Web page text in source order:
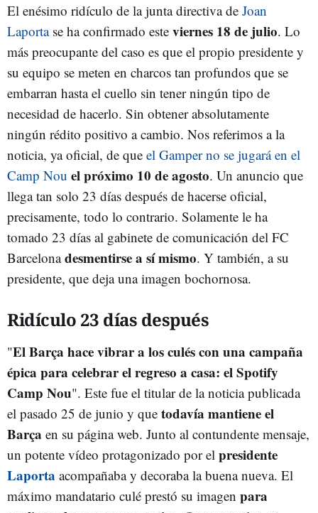
El enésimo ridículo de la junta directiva de Joan
Laportase ha confirmado este viernes 18 de julio. Lo
más preocupante del caso es que el propio presidente y
su equipo se meten en charcos tan profundos que se
embarran hasta el cuello sin tener ningún tipo de
necesidad de hacerlo. Sin obtener absolutamente
ningún rédito positivo a cambio. Nos referimos a la
noticia, ya oficial, de que el Gamper no se jugará en el
Camp Nou el próximo 10 de agosto. Un anuncio que
llega tan solo 23 días después de hacerse oficial,
precisamente, todo lo contrario. Solamente le ha
tomado 23 días al gabinete de comunicación del FC
Barcelonadesmentirse a sí mismo. Y también, a su
presidente, que deja una imagen bochornosa.
Ridículo 23 días después
"El Barça hace vibrar a los culés con una campaña
épica para celebrar el regreso a casa: el Spotify
Camp Nou". Este fue el titular de la noticia publicada
el pasado 25 de junio y que todavía mantiene el
Barça en su página web. Junto al contundente mensaje,
un potente vídeo protagonizado por el presidente
Laporta acompañaba y decoraba la buena nueva. El
máximo mandatario culé prestó su imagen para